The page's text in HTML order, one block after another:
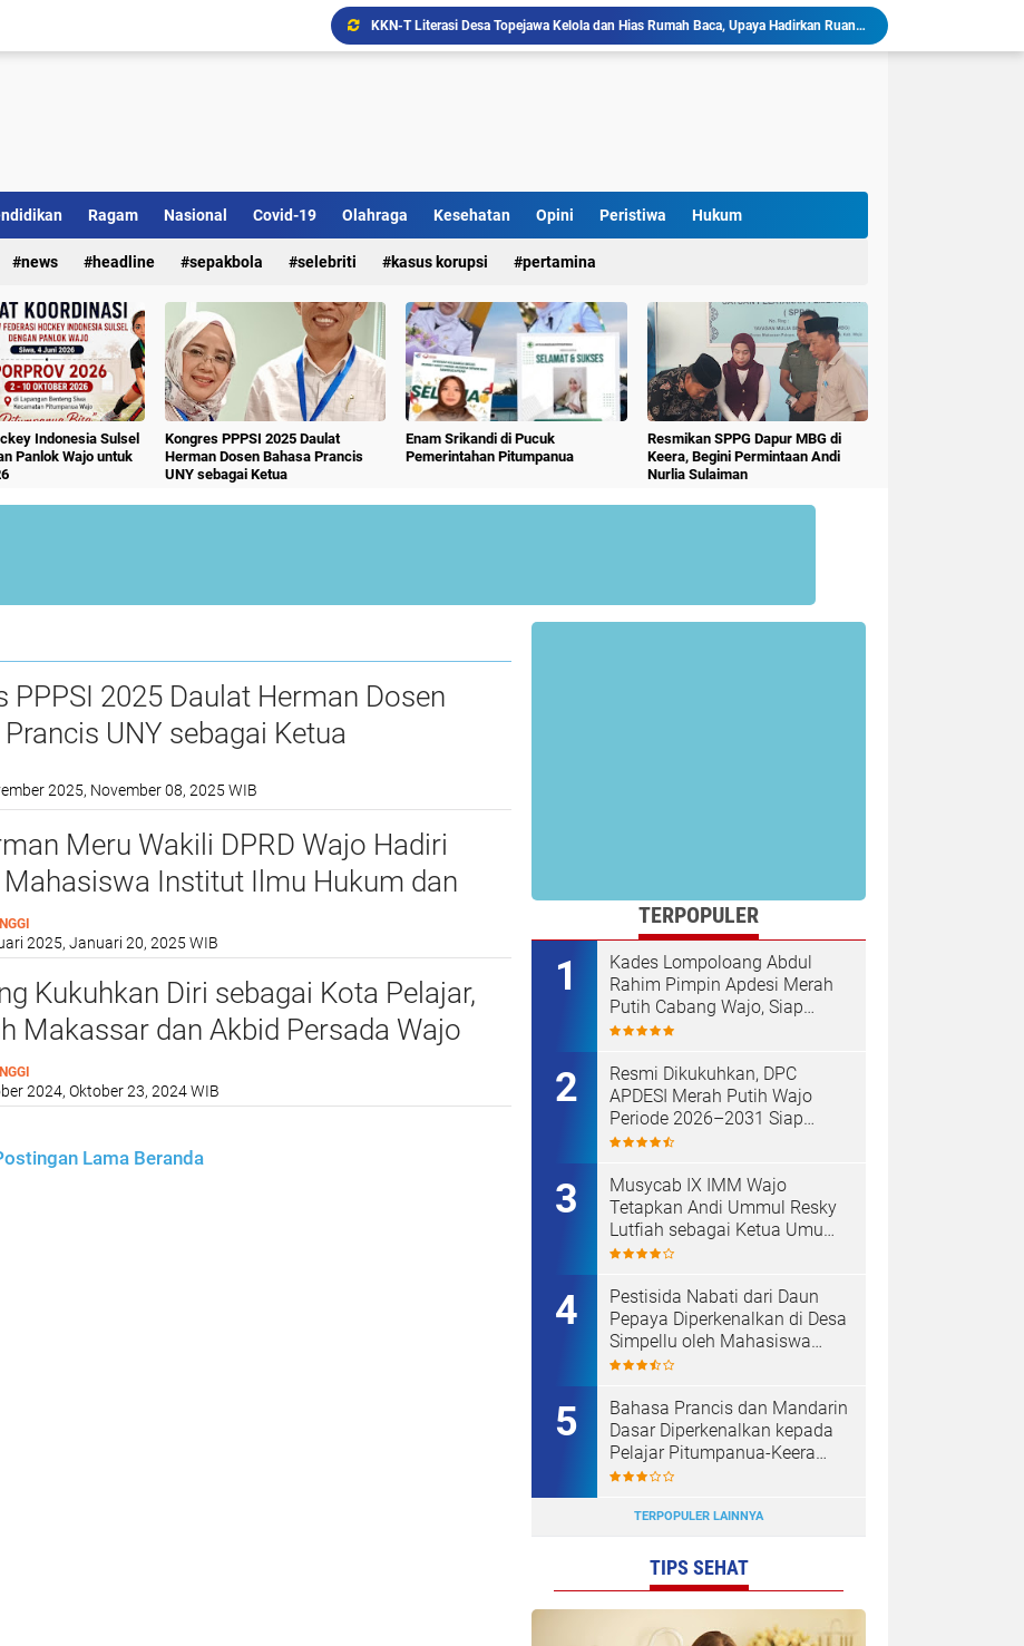
Ada Bank Sampah di Simpellu, Diinisiasi oleh Mahasiswa KKN Unhas Gel.116
Mahasiswa KKN-T Unhas Gelombang 116 di Desa Simpellu Kembangkan Semprot Antinyamuk Alami
Mahasiswa KKN-T Literasi Unhas Laksanakan Kunjungan Literasi ke Rumah Baca Lo’mo Topejawa Bersama Siswa UPT SDN 66 Kajang
Ragam Nasional Covid-19 Olahraga Kesehatan Opini Peristiwa Hukum
news headline sepakbola selebriti kasus korupsi pertamina
Indonesia Sulsel
Panlok Wajo untuk
Kongres PPPSI 2025 Daulat
Herman Dosen Bahasa Prancis
UNY sebagai Ketua
Enam Srikandi di Pucuk
Pemerintahan Pitumpanua
Resmikan SPPG Dapur MBG di
Keera, Begini Permintaan Andi
Nurlia Sulaiman
PPPSI 2025 Daulat Herman Dosen
UNY sebagai Ketua
2025, November 08, 2025 WIB
Meru Wakili DPRD Wajo Hadiri
Institut Ilmu Hukum dan
Lamaddukelleng
2025, Januari 20, 2025 WIB
Kukuhkan Diri sebagai Kota Pelajar,
Makassar dan Akbid Persada Wajo
2024, Oktober 23, 2024 WIB
Lama Beranda
TERPOPULER
Kades Lompoloang Abdul
Rahim Pimpin Apdesi Merah
Putih Cabang Wajo, Siap
Kawal Koperasi Merah Putih
Resmi Dikukuhkan, DPC
APDESI Merah Putih Wajo
Periode 2026–2031 Siap
Kawal Kemajuan Desa dan
Musycab IX IMM Wajo
Tetapkan Andi Ummul Resky
Lutfiah sebagai Ketua Umum
Terpilih
Pestisida Nabati dari Daun
Pepaya Diperkenalkan di Desa
Simpellu oleh Mahasiswa
KKN-T Unhas Gel-116
Bahasa Prancis dan Mandarin
Dasar Diperkenalkan kepada
Pelajar Pitumpanua-Keera
oleh Mahasiswa KKN Unhas
TERPOPULER LAINNYA
TIPS SEHAT